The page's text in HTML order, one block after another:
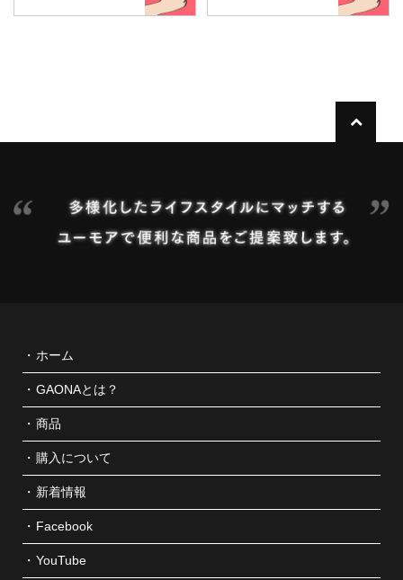
ホーム
GAONAとは？
商品
購入について
新着情報
Facebook
YouTube